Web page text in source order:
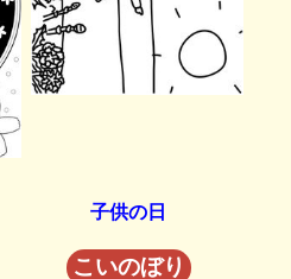
子供の日
こいのぼり